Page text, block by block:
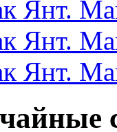
Янт.
Янт.
Янт.